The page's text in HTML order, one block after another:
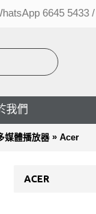
6645 5433
我們
媒體播放器 » Acer
ACER